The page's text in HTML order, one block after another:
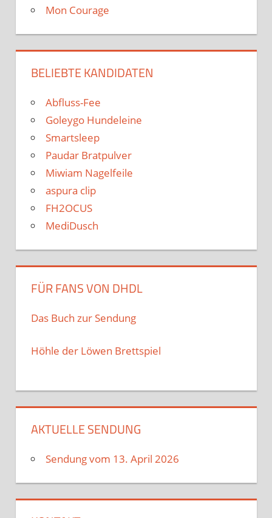
Mon Courage
BELIEBTE KANDIDATEN
Abfluss-Fee
Goleygo Hundeleine
Smartsleep
Paudar Bratpulver
Miwiam Nagelfeile
aspura clip
FH2OCUS
MediDusch
FÜR FANS VON DHDL
Das Buch zur Sendung
Höhle der Löwen Brettspiel
AKTUELLE SENDUNG
Sendung vom 13. April 2026